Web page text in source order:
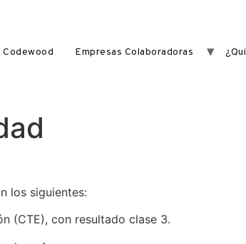
Empresas Colaboradoras
los siguientes:
(CTE), con resultado clase 3.